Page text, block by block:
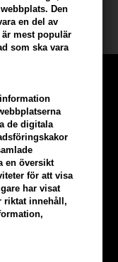
Den
en del av
mest populär
som ska vara
de digitala
en översikt
för att visa
har visat
riktat innehåll,